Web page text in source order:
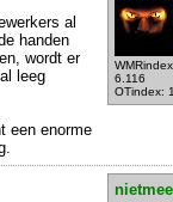
6.116
OTindex:
al
handen
wordt er
leeg
een enorme